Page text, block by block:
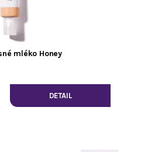
mléko Honey
DETAIL